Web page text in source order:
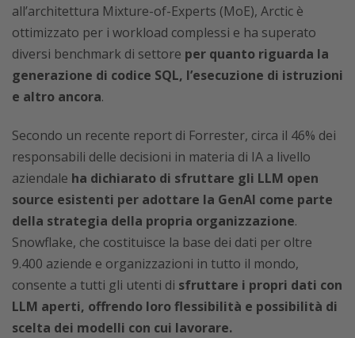
all’architettura Mixture-of-Experts (MoE), Arctic è
ottimizzato per i workload complessi e ha superato
diversi benchmark di settore per quanto riguarda la
generazione di codice SQL, l’esecuzione di istruzioni
e altro ancora.
Secondo un recente report di Forrester, circa il 46% dei
responsabili delle decisioni in materia di IA a livello
aziendale ha dichiarato di sfruttare gli LLM open
source esistenti per adottare la GenAI come parte
della strategia della propria organizzazione.
Snowflake, che costituisce la base dei dati per oltre
9.400 aziende e organizzazioni in tutto il mondo,
consente a tutti gli utenti di sfruttare i propri dati con
LLM aperti, offrendo loro flessibilità e possibilità di
scelta dei modelli con cui lavorare.